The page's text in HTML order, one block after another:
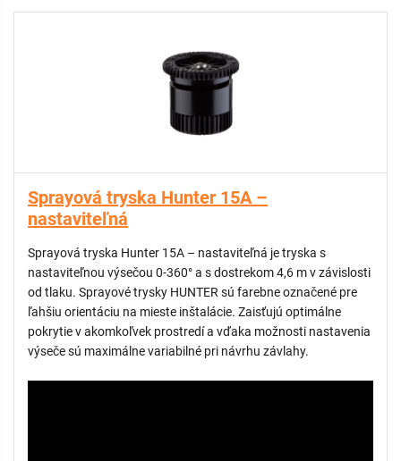
Sprayová tryska Hunter 15A –
nastaviteľná
Sprayová tryska Hunter 15A – nastaviteľná je tryska s
nastaviteľnou výsečou 0-360° a s dostrekom 4,6 m v závislosti
od tlaku. Sprayové trysky HUNTER sú farebne označené pre
ľahšiu orientáciu na mieste inštalácie. Zaisťujú optimálne
pokrytie v akomkoľvek prostredí a vďaka možnosti nastavenia
výseče sú maximálne variabilné pri návrhu závlahy.